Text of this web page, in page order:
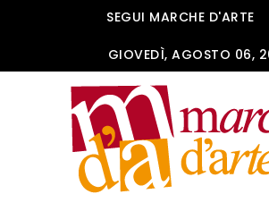
SEGUI MARCHE D'ARTE
GIOVEDÌ, AGOSTO 06,